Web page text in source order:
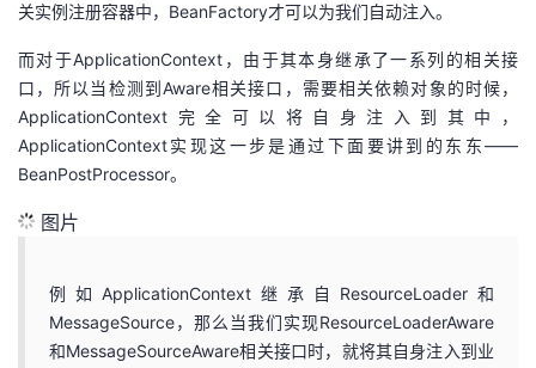
关实例注册容器中，BeanFactory才可以为我们自动注入。
而对于ApplicationContext，由于其本身继承了一系列的相关接
口，所以当检测到Aware相关接口，需要相关依赖对象的时候，
ApplicationContext完全可以将自身注入到其中，
ApplicationContext实现这一步是通过下面要讲到的东东——
BeanPostProcessor。
图片
例如ApplicationContext继承自ResourceLoader和
MessageSource，那么当我们实现ResourceLoaderAware
和MessageSourceAware相关接口时，就将其自身注入到业